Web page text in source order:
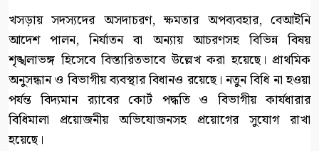
খসড়ায় সদস্যদের অসদাচরণ, ক্ষমতার অপব্যবহার, বেআইনি
আদেশ পালন, নির্যাতন বা অন্যায় আচরণসহ বিভিন্ন বিষয়
শৃঙ্খলাভঙ্গ হিসেবে বিস্তারিতভাবে উল্লেখ করা হয়েছে। প্রাথমিক
অনুসন্ধান ও বিভাগীয় ব্যবস্থার বিধানও রয়েছে। নতুন বিধি না হওয়া
পর্যন্ত বিদ্যমান র‍্যাবের কোর্ট পদ্ধতি ও বিভাগীয় কার্যধারার
বিধিমালা প্রয়োজনীয় অভিযোজনসহ প্রয়োগের সুযোগ রাখা
হয়েছে।